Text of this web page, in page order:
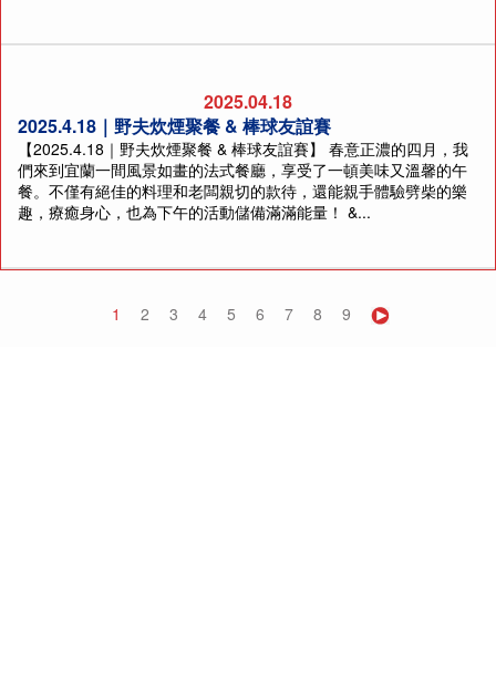
2025.04.18
2025.4.18｜野夫炊煙聚餐 & 棒球友誼賽
【2025.4.18｜野夫炊煙聚餐 & 棒球友誼賽】 春意正濃的四月，我
們來到宜蘭一間風景如畫的法式餐廳，享受了一頓美味又溫馨的午
餐。不僅有絕佳的料理和老闆親切的款待，還能親手體驗劈柴的樂
趣，療癒身心，也為下午的活動儲備滿滿能量！ &...
1 2 3 4 5 6 7 8 9